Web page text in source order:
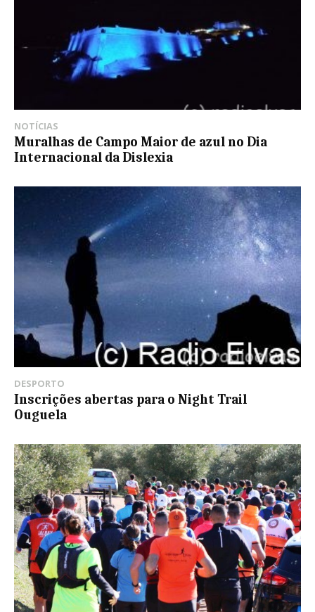
NOTÍCIAS
Muralhas de Campo Maior de azul no Dia
Internacional da Dislexia
DESPORTO
Inscrições abertas para o Night Trail
Ouguela